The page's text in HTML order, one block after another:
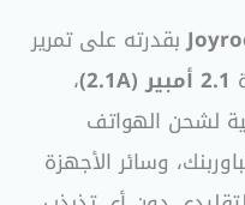
بقدرته على تمرير
2.1 أمبير (2.1A)
،
لشحن الهواتف
وسائر الأجهزة